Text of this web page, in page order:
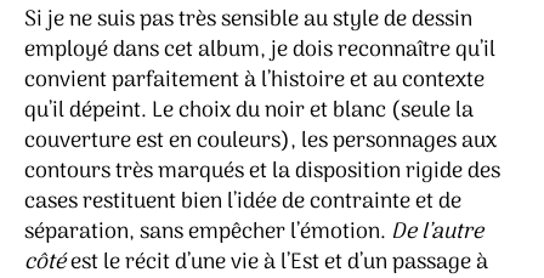
Si je ne suis pas très sensible au style de dessin
employé dans cet album, je dois reconnaître qu’il
convient parfaitement à l’histoire et au contexte
qu’il dépeint. Le choix du noir et blanc (seule la
couverture est en couleurs), les personnages aux
contours très marqués et la disposition rigide des
cases restituent bien l’idée de contrainte et de
séparation, sans empêcher l’émotion. De l’autre
côtéest le récit d’une vie à l’Est et d’un passage à